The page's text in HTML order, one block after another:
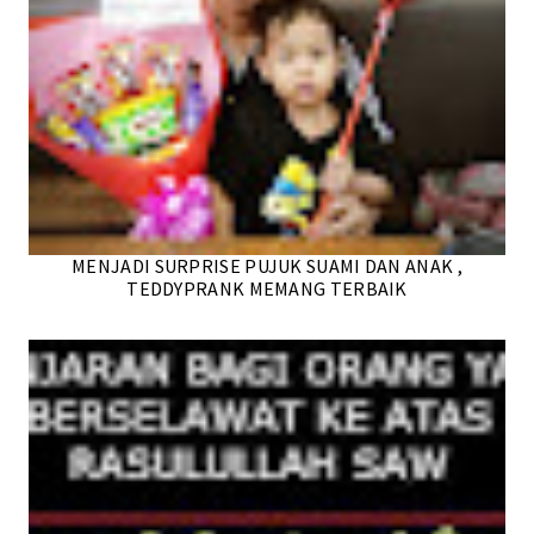
MENJADI SURPRISE PUJUK SUAMI DAN ANAK ,
TEDDYPRANK MEMANG TERBAIK